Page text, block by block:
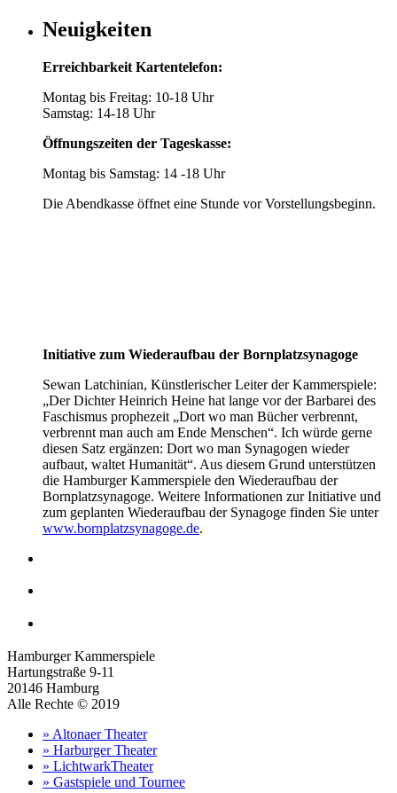
Neuigkeiten
Erreichbarkeit Kartentelefon:
Montag bis Freitag: 10-18 Uhr
Samstag: 14-18 Uhr
Öffnungszeiten der Tageskasse:
Montag bis Samstag: 14 -18 Uhr
Die Abendkasse öffnet eine Stunde vor Vorstellungsbeginn.
Initiative zum Wiederaufbau der Bornplatzsynagoge
Sewan Latchinian, Künstlerischer Leiter der Kammerspiele:
„Der Dichter Heinrich Heine hat lange vor der Barbarei des
Faschismus prophezeit „Dort wo man Bücher verbrennt,
verbrennt man auch am Ende Menschen“. Ich würde gerne
diesen Satz ergänzen: Dort wo man Synagogen wieder
aufbaut, waltet Humanität“. Aus diesem Grund unterstützen
die Hamburger Kammerspiele den Wiederaufbau der
Bornplatzsynagoge. Weitere Informationen zur Initiative und
zum geplanten Wiederaufbau der Synagoge finden Sie unter
www.bornplatzsynagoge.de.
Hamburger Kammerspiele
Hartungstraße 9-11
20146 Hamburg
Alle Rechte © 2019
» Altonaer Theater
» Harburger Theater
» LichtwarkTheater
» Gastspiele und Tournee